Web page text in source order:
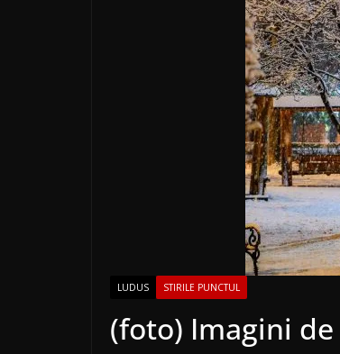
LUDUS STIRILE PUNCTUL
(foto) Imagini